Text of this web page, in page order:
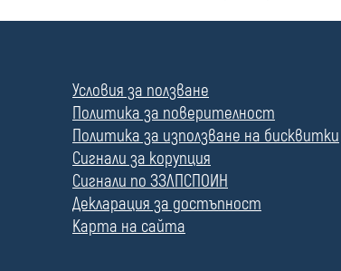
л
е
Условия за ползване
Политика за поверителност
Политика за използване на бисквитки
Сигнали за корупция
Сигнали по ЗЗЛПСПОИН
Декларация за достъпност
Карта на сайта